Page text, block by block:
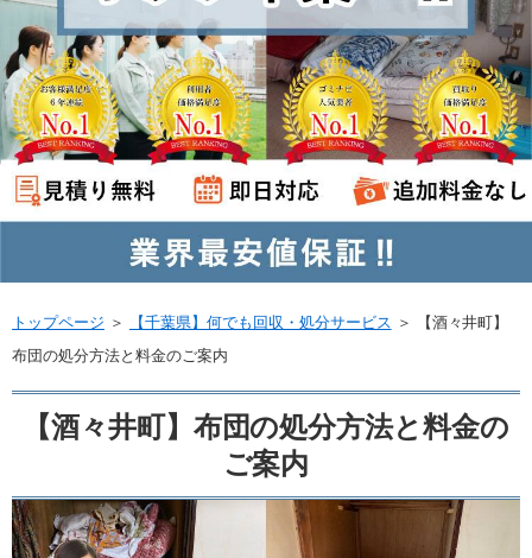
トップページ ＞ 【千葉県】何でも回収・処分サービス ＞
【酒々井町】
布団の処分方法と料金のご案内
【酒々井町】布団の処分方法と料金の
ご案内